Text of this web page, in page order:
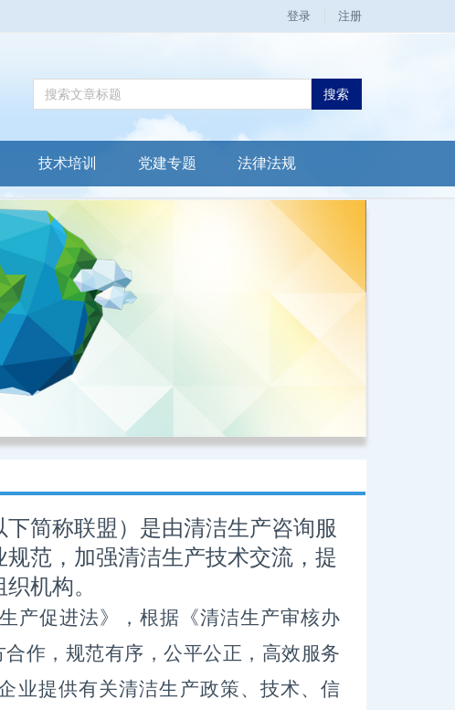
登录 注册
搜索
技术培训 党建专题 法律法规
简称联盟）是由清洁生产咨询服
范，加强清洁生产技术交流，提
织机构。
产促进法》，根据《清洁生产审核办
作，规范有序，公平公正，高效服务
业提供有关清洁生产政策、技术、信